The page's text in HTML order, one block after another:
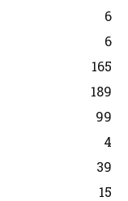
6
6
165
189
99
4
39
15